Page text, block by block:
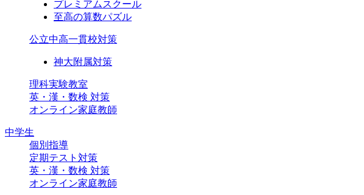
プレミアムスクール
至高の算数パズル
公立中高一貫校対策
神大附属対策
理科実験教室
英・漢・数検 対策
オンライン家庭教師
中学生
個別指導
定期テスト対策
英・漢・数検 対策
オンライン家庭教師